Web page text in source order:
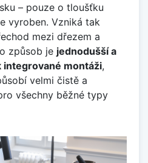
– pouze o tloušťku
vyroben. Vzniká tak
mezi dřezem a
způsob je jednodušší a
integrované montáži,
velmi čistě a
všechny běžné typy